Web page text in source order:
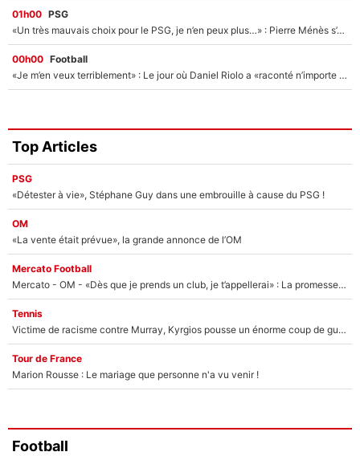
01h00 PSG
«Un très mauvais choix pour le PSG, je n’en peux plus…» : Pierre Ménès s’est complètement trompé avec Luis Enrique et ces déclarations le prouvent !
00h00 Football
«Je m’en veux terriblement» : Le jour où Daniel Riolo a «raconté n’importe quoi» dans l'After Foot !
Top Articles
PSG
«Détester à vie», Stéphane Guy dans une embrouille à cause du PSG !
OM
«La vente était prévue», la grande annonce de l’OM
Mercato Football
Mercato - OM - «Dès que je prends un club, je t’appellerai» : La promesse de Marcelino au moment de claquer la porte
Tennis
Victime de racisme contre Murray, Kyrgios pousse un énorme coup de gueule !
Tour de France
Marion Rousse : Le mariage que personne n'a vu venir !
Football